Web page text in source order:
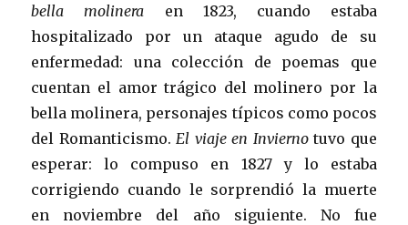
bella molinera en 1823, cuando estaba
hospitalizado por un ataque agudo de su
enfermedad: una colección de poemas que
cuentan el amor trágico del molinero por la
bella molinera, personajes típicos como pocos
del Romanticismo. El viaje en Inviernotuvo que
esperar: lo compuso en 1827 y lo estaba
corrigiendo cuando le sorprendió la muerte
en noviembre del año siguiente. No fue